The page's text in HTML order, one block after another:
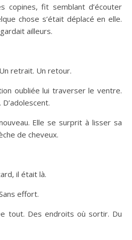
copines, fit semblant d’écouter
chose s’était déplacé en elle.
ailleurs.
retrait. Un retour.
oubliée lui traverser le ventre.
Elle se surprit à lisser sa
de cheveux.
il était là.
effort.
tout. Des endroits où sortir. Du